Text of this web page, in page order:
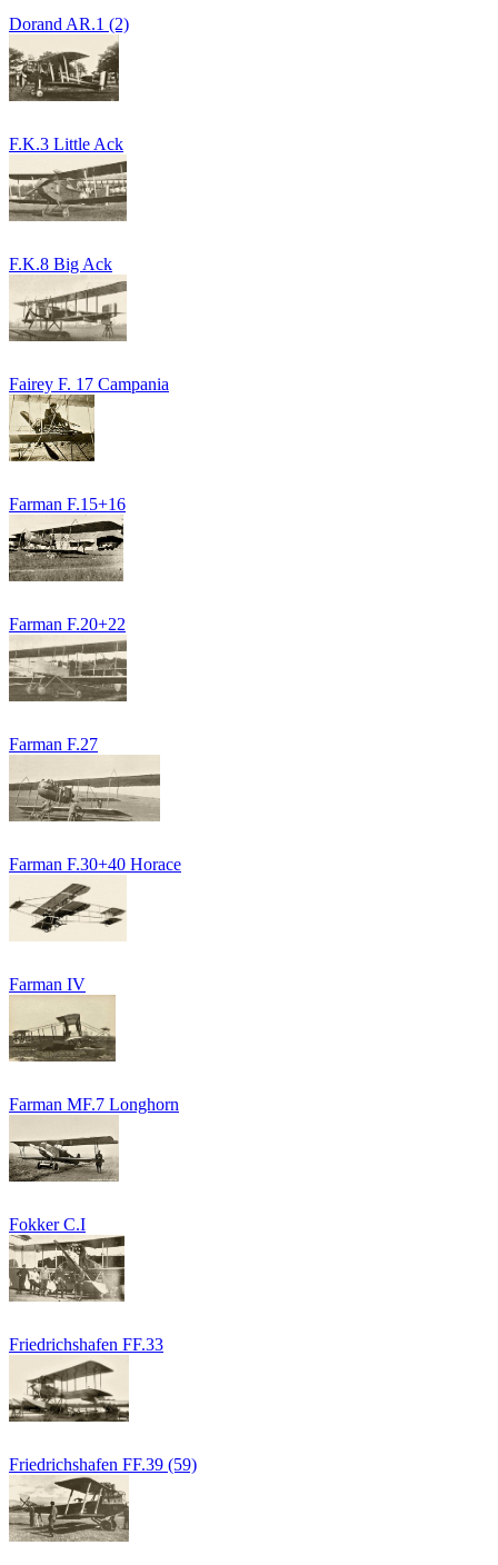
Dorand AR.1 (2)
F.K.3 Little Ack
F.K.8 Big Ack
Fairey F. 17 Campania
Farman F.15+16
Farman F.20+22
Farman F.27
Farman F.30+40 Horace
Farman IV
Farman MF.7 Longhorn
Fokker C.I
Friedrichshafen FF.33
Friedrichshafen FF.39 (59)